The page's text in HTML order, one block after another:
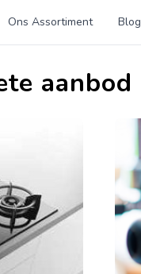
Ons Assortiment Blog